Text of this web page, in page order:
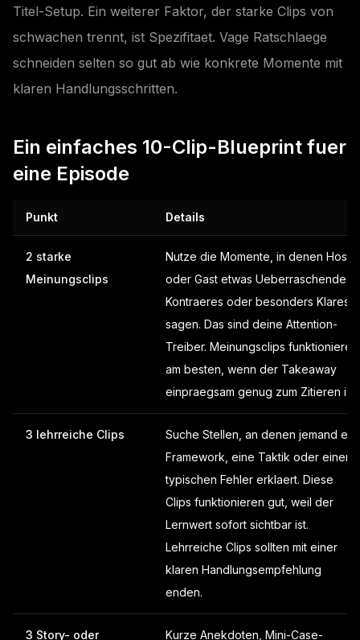
Titel-Setup. Ein weiterer Faktor, der starke Clips von
schwachen trennt, ist Spezifitaet. Vage Ratschlaege
schneiden selten so gut ab wie konkrete Momente mit
klaren Handlungsschritten.
Ein einfaches 10-Clip-Blueprint fuer
eine Episode
Punkt Details
2 starke
Meinungsclips
Nutze die Momente, in denen Host
oder Gast etwas Ueberraschendes,
Kontraeres oder besonders Klares
sagen. Das sind deine Attention-
Treiber. Meinungsclips funktionieren
am besten, wenn der Takeaway
einpraegsam genug zum Zitieren ist.
3 lehrreiche Clips
Suche Stellen, an denen jemand ein
Framework, eine Taktik oder einen
typischen Fehler erklaert. Diese
Clips funktionieren gut, weil der
Lernwert sofort sichtbar ist.
Lehrreiche Clips sollten mit einer
klaren Handlungsempfehlung
enden.
3 Story- oder
Kurze Anekdoten, Mini-Case-